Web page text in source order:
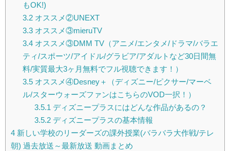
もOK!)
3.2オススメ②UNEXT
3.3オススメ③mieruTV
3.4オススメ③DMM TV（アニメ/エンタメ/ドラマ/バラエ
ティ/スポーツ/アイドル/グラビア/アダルトなど30日間無
料/実質最大3ヶ月無料でフル視聴できます！）
3.5オススメ④Desney＋（ディズニー/ピクサー/マーベ
ル/スターウォーズファンはこちらのVOD一択！）
3.5.1 ディズニープラスにはどんな作品があるの？
3.5.2ディズニープラスの基本情報
4 新しい学校のリーダーズの課外授業(バラバラ大作戦/テレ
朝) 過去放送～最新放送 動画まとめ